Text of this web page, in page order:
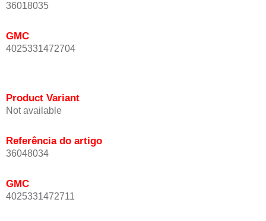
36018035
GMC
4025331472704
Product Variant
Not available
Referência do artigo
36048034
GMC
4025331472711